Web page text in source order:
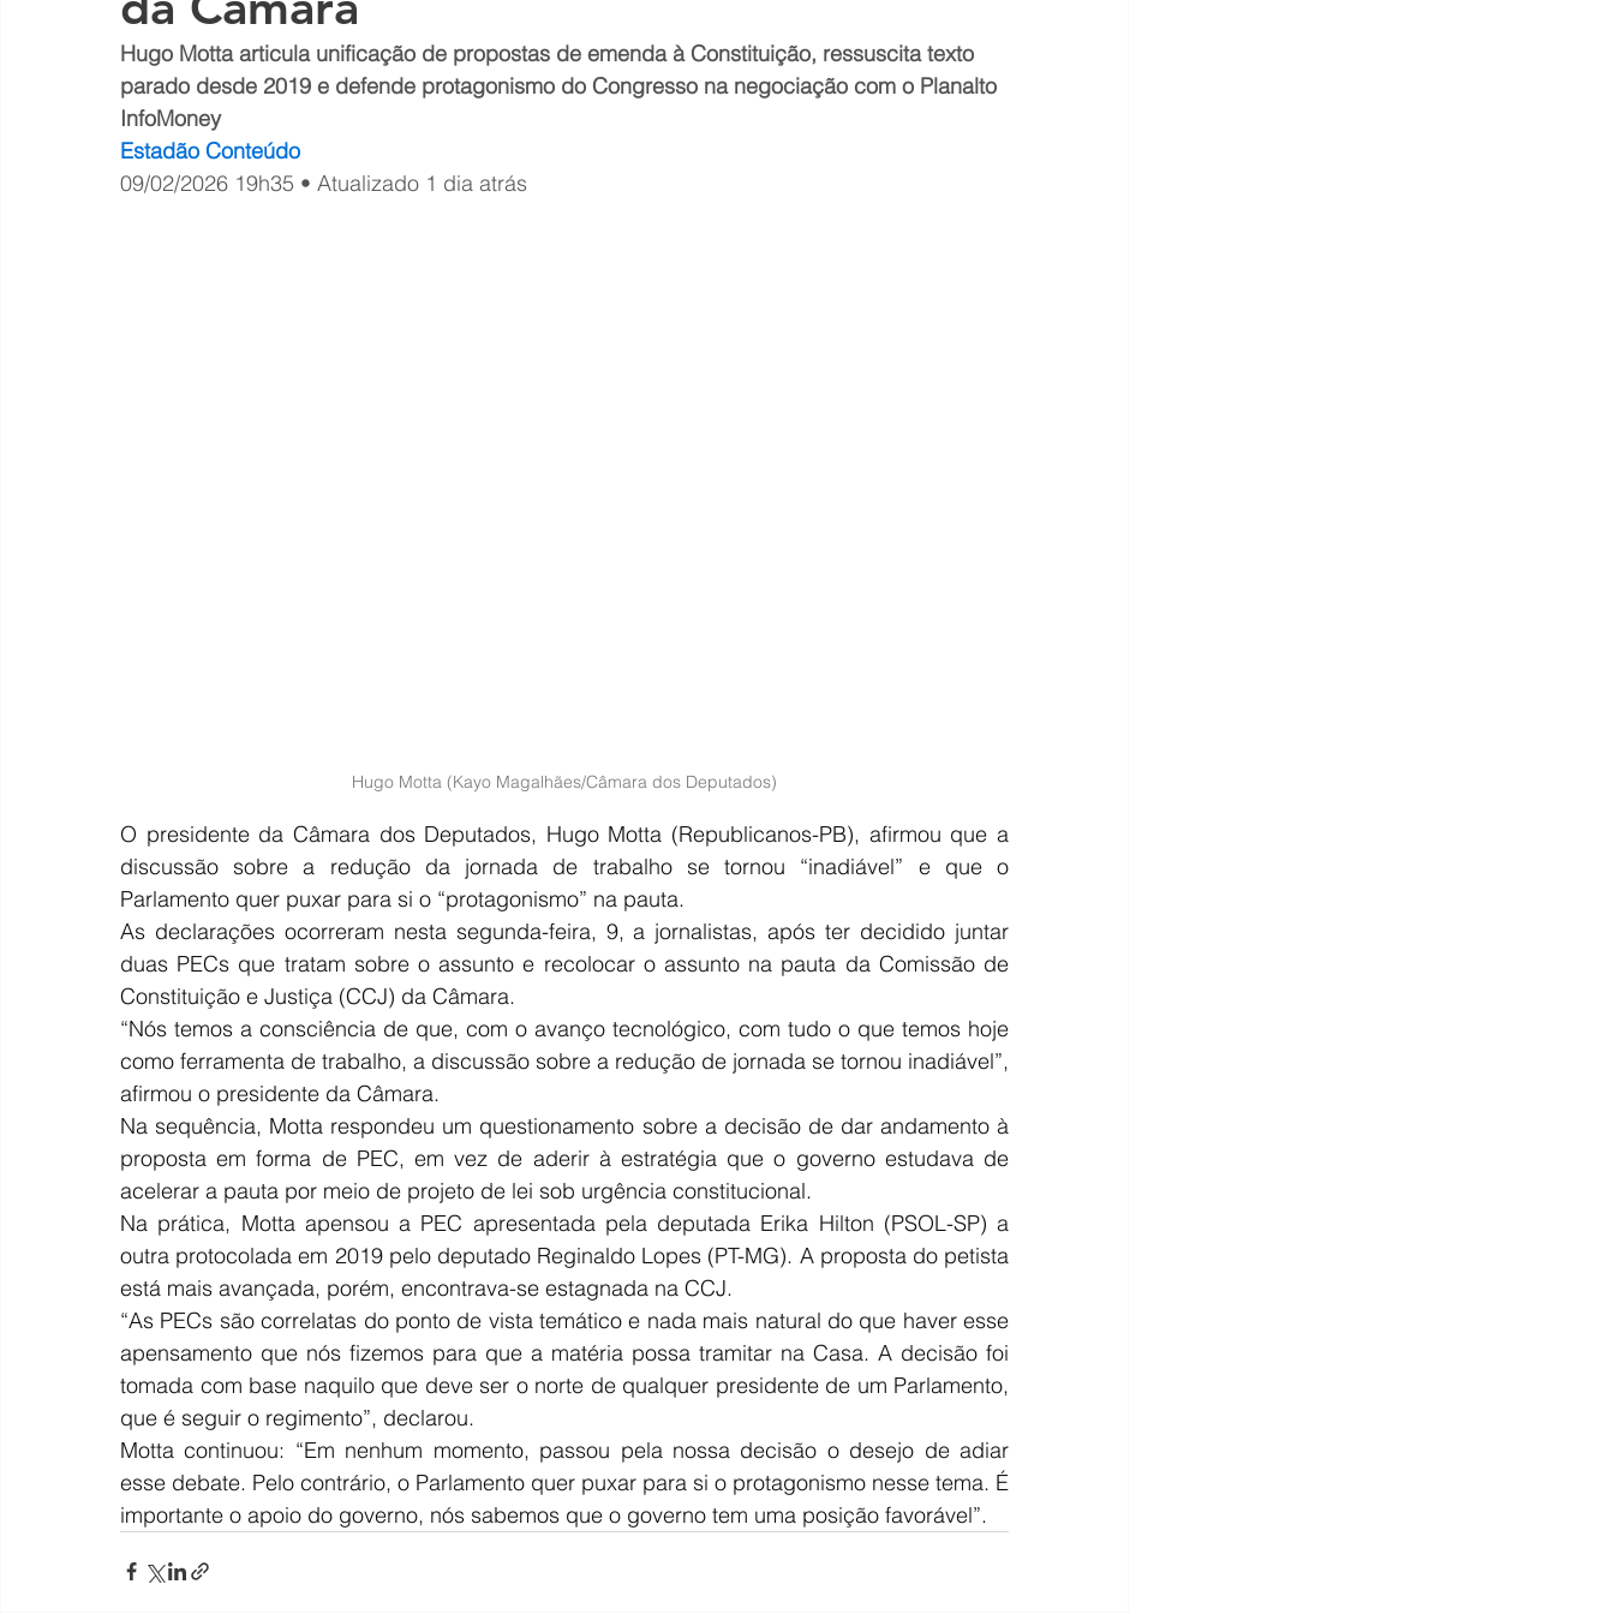
Hugo Motta articula unificação de propostas de emenda à Constituição, ressuscita texto
parado desde 2019 e defende protagonismo do Congresso na negociação com o Planalto
InfoMoney
Estadão Conteúdo
09/02/2026 19h35 • Atualizado 1 dia atrás
Hugo Motta (Kayo Magalhães/Câmara dos Deputados)
O presidente da Câmara dos Deputados, Hugo Motta (Republicanos-PB), afirmou que a
discussão sobre a redução da jornada de trabalho se tornou “inadiável” e que o
Parlamento quer puxar para si o “protagonismo” na pauta.
As declarações ocorreram nesta segunda-feira, 9, a jornalistas, após ter decidido juntar
duas PECs que tratam sobre o assunto e recolocar o assunto na pauta da Comissão de
Constituição e Justiça (CCJ) da Câmara.
“Nós temos a consciência de que, com o avanço tecnológico, com tudo o que temos hoje
como ferramenta de trabalho, a discussão sobre a redução de jornada se tornou inadiável”,
afirmou o presidente da Câmara.
Na sequência, Motta respondeu um questionamento sobre a decisão de dar andamento à
proposta em forma de PEC, em vez de aderir à estratégia que o governo estudava de
acelerar a pauta por meio de projeto de lei sob urgência constitucional.
Na prática, Motta apensou a PEC apresentada pela deputada Erika Hilton (PSOL-SP) a
outra protocolada em 2019 pelo deputado Reginaldo Lopes (PT-MG). A proposta do petista
está mais avançada, porém, encontrava-se estagnada na CCJ.
“As PECs são correlatas do ponto de vista temático e nada mais natural do que haver esse
apensamento que nós fizemos para que a matéria possa tramitar na Casa. A decisão foi
tomada com base naquilo que deve ser o norte de qualquer presidente de um Parlamento,
que é seguir o regimento”, declarou.
Motta continuou: “Em nenhum momento, passou pela nossa decisão o desejo de adiar
esse debate. Pelo contrário, o Parlamento quer puxar para si o protagonismo nesse tema. É
importante o apoio do governo, nós sabemos que o governo tem uma posição favorável”.